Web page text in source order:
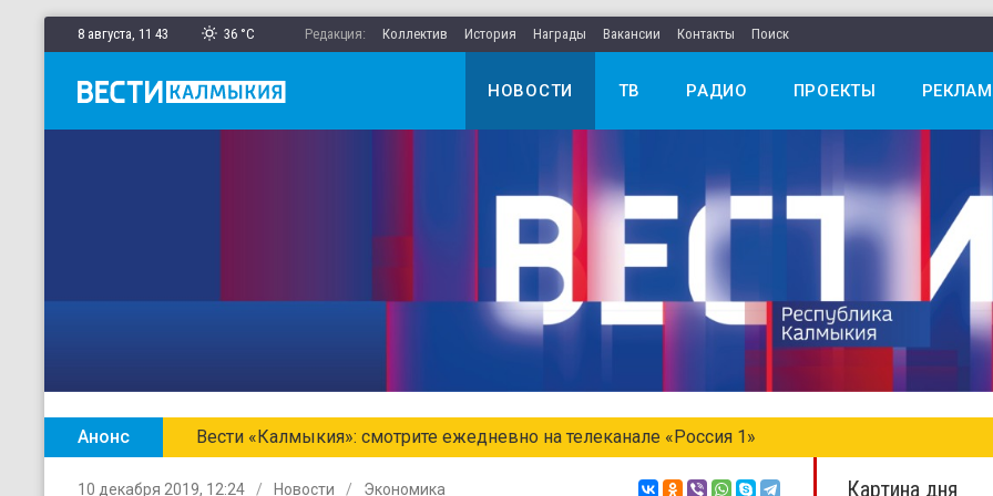
8 августа, 11 43 36 °C Редакция: Коллектив История Награды Вакансии Контакты Поиск
НОВОСТИ ТВ РАДИО ПРОЕКТЫ
Анонс Главные новости Калмыкии в еженедельном выпуске «Местное время. Воскресенье»
10 декабря 2019, 12:24 Новости Экономика Картина дня